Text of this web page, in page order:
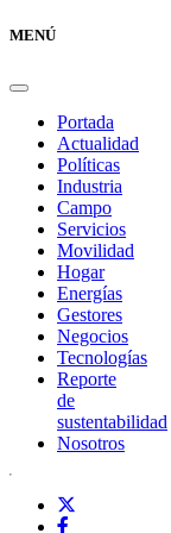
MENÚ
Portada
Actualidad
Políticas
Industria
Campo
Servicios
Movilidad
Hogar
Energías
Gestores
Negocios
Tecnologías
Reporte
de
sustentabilidad
Nosotros